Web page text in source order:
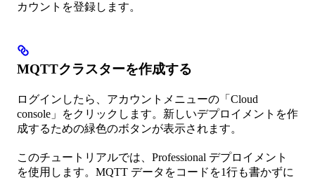
カウントを登録します。
MQTTクラスターを作成する
ログインしたら、アカウントメニューの「Cloud
console」をクリックします。新しいデプロイメントを作
成するための緑色のボタンが表示されます。
このチュートリアルでは、Professional デプロイメント
を使用します。MQTT データをコードを1行も書かずに